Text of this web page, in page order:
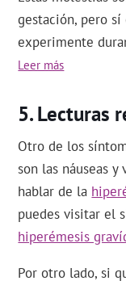
gestación, pero
experimente
Leer más
Lecturas
Otro de los
son las náuseas
hablar de la
puedes visitar el
hiperémesis
Por otro lado, si